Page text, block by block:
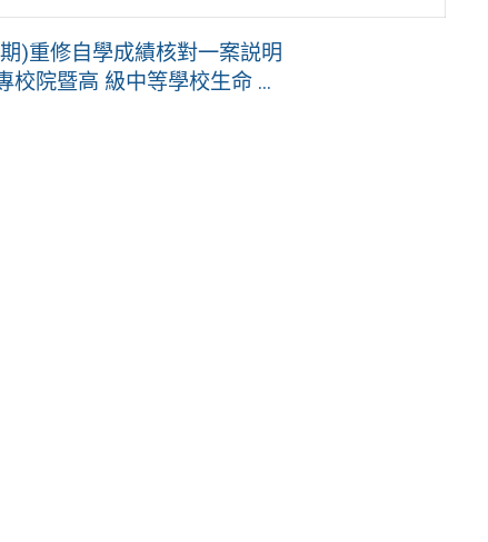
)重修自學成績核對一案説明
院暨高 級中等學校生命 ...